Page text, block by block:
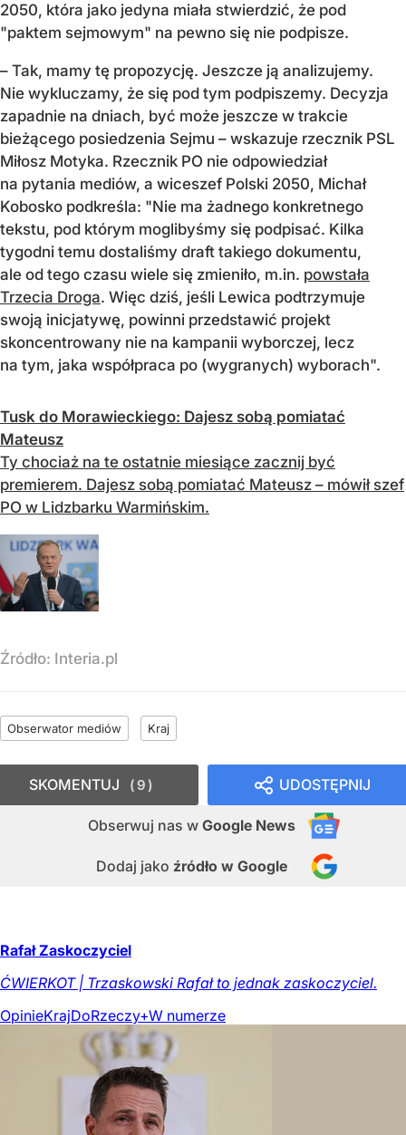
2050, która jako jedyna miała stwierdzić, że pod
"paktem sejmowym" na pewno się nie podpisze.
– Tak, mamy tę propozycję. Jeszcze ją analizujemy.
Nie wykluczamy, że się pod tym podpiszemy. Decyzja
zapadnie na dniach, być może jeszcze w trakcie
bieżącego posiedzenia Sejmu – wskazuje rzecznik PSL
Miłosz Motyka. Rzecznik PO nie odpowiedział
na pytania mediów, a wiceszef Polski 2050, Michał
Kobosko podkreśla: "Nie ma żadnego konkretnego
tekstu, pod którym moglibyśmy się podpisać. Kilka
tygodni temu dostaliśmy draft takiego dokumentu,
ale od tego czasu wiele się zmieniło, m.in. powstała
Trzecia Droga. Więc dziś, jeśli Lewica podtrzymuje
swoją inicjatywę, powinni przedstawić projekt
skoncentrowany nie na kampanii wyborczej, lecz
na tym, jaka współpraca po (wygranych) wyborach".
Tusk do Morawieckiego: Dajesz sobą pomiatać
Mateusz
Ty chociaż na te ostatnie miesiące zacznij być
premierem. Dajesz sobą pomiatać Mateusz – mówił szef
PO w Lidzbarku Warmińskim.
Źródło: Interia.pl
Obserwator mediów Kraj
UDOSTĘPNIJ
Obserwuj nas w Google News
Dodaj jako źródło w Google
SKOMENTUJ 9
Rafał Zaskoczyciel
ĆWIERKOT | Trzaskowski Rafał to jednak zaskoczyciel.
OpinieKrajDoRzeczy+W numerze